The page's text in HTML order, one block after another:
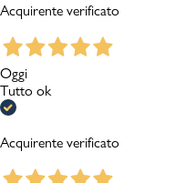
Acquirente verificato
Oggi
Tutto ok
Acquirente verificato